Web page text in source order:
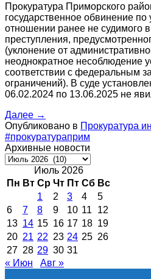
Прокуратура Приморского
государственное обвинение по
отношении ранее не судимого
преступления,
(уклонение от
неоднократное несоблюдение
соответствии с федеральным
ограничений). В суде
06.02.2024 по 13.06.2025 не
Далее →
Опубликовано в Прокуратура
#прокуратураприм
Архивные новости
Архивные
новостиИюль 2026
Пн Вт Ср Чт Пт Сб Вс
1
2 3 4
5
6
7 8 9 10 11
12
13 14 15 16 17 18 19
20 21 22 23 24 25 26
27 28 29 30 31
« Июн
Авг »